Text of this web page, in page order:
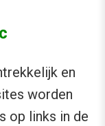
en
worden
op links in de